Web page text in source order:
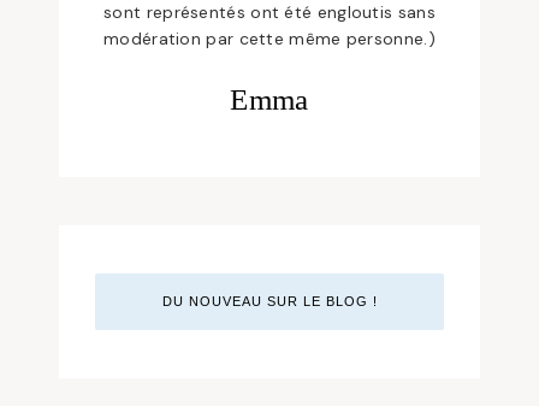
sont représentés ont été engloutis sans
modération par cette même personne.)
Emma
DU NOUVEAU SUR LE BLOG !